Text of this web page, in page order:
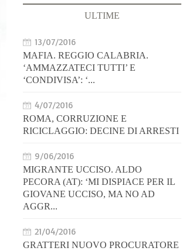
ULTIME
13/07/2016
MAFIA. REGGIO CALABRIA.
‘AMMAZZATECI TUTTI’ E
‘CONDIVISA’: ‘...
4/07/2016
ROMA, CORRUZIONE E
RICICLAGGIO: DECINE DI ARRESTI
9/06/2016
MIGRANTE UCCISO. ALDO
PECORA (AT): ‘MI DISPIACE PER IL
GIOVANE UCCISO, MA NO AD
AGGR...
21/04/2016
GRATTERI NUOVO PROCURATORE